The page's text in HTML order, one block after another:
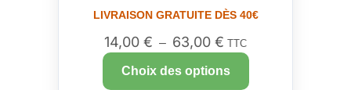
LIVRAISON GRATUITE DÈS 40€
14,00 € – 63,00 € TTC
Choix des options